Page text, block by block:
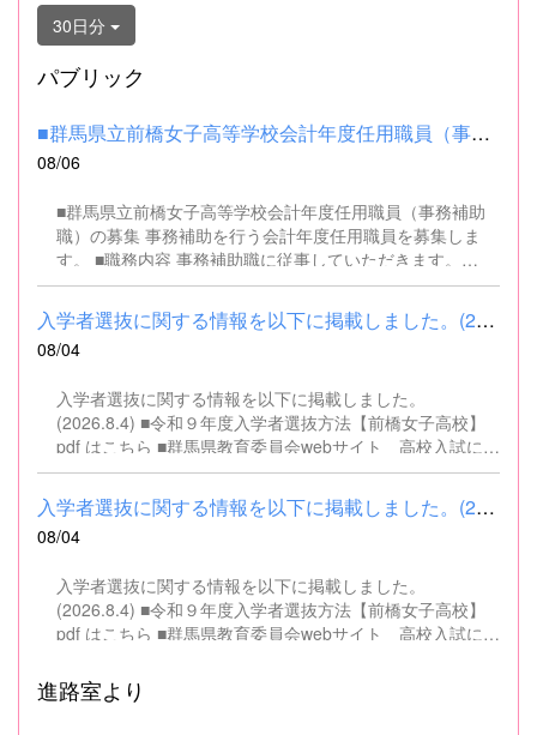
30日分
パブリック
■群馬県立前橋女子高等学校会計年度任用職員（事務補助職）の募集...
08/06
■群馬県立前橋女子高等学校会計年度任用職員（事務補助
職）の募集 事務補助を行う会計年度任用職員を募集しま
す。 ■職務内容 事務補助職に従事していただきます。
SSH（スーパーサイエンスハイスクール）事業にかかるパ
ソコンでの文書・資料作成、データ入力・整理事務、電話
対応、書類の整理、その他事務補助業務全般 ■募集人数 １
名 ■募集対象 以下の条件を満たしている方 基本的なパソコ
する方は、応募できませんので御了承ください。 （1）地
方公務員法第16条に該当する者（以下のいずれかに該当す
る人） ・禁錮以上の刑に処せられ、その執行を終わるまで
又は執行を受けることがなくなるまでの者 ・群馬県職員と
して懲戒免職の処分を受け、当該処分の日から2年を経過
しない者 ・人事委員会又は公平委員会の委員の職にあっ
て、地方公務員法第60条から第63条までに規定する罪を犯
政府を暴力で破壊することを主張する政党その他の団体を
結成し、又はこれに加入した者 （2）平成11年改正前の民
法の規定による準禁治産の宣告を受けている者（心...
入学者選抜に関する情報を以下に掲載しました。(2026.8.4) ■令和...
08/04
入学者選抜に関する情報を以下に掲載しました。
(2026.8.4) ■令和９年度入学者選抜方法【前橋女子高校】
pdf はこちら ■群馬県教育委員会webサイト 高校入試に関
するページはこちら
入学者選抜に関する情報を以下に掲載しました。(2026.8.4) ■令和...
08/04
入学者選抜に関する情報を以下に掲載しました。
(2026.8.4) ■令和９年度入学者選抜方法【前橋女子高校】
pdf はこちら ■群馬県教育委員会webサイト 高校入試に関
進路室より